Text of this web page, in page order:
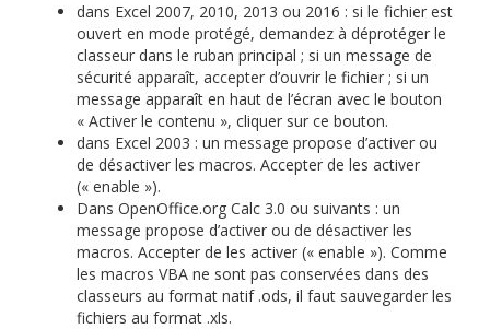
dans Excel 2007, 2010, 2013 ou 2016 : si le fichier est
ouvert en mode protégé, demandez à déprotéger le
classeur dans le ruban principal ; si un message de
sécurité apparaît, accepter d’ouvrir le fichier ; si un
message apparaît en haut de l’écran avec le bouton
« Activer le contenu », cliquer sur ce bouton.
dans Excel 2003 : un message propose d’activer ou
de désactiver les macros. Accepter de les activer
(« enable »).
Dans OpenOffice.org Calc 3.0 ou suivants : un
message propose d’activer ou de désactiver les
macros. Accepter de les activer (« enable »). Comme
les macros VBA ne sont pas conservées dans des
classeurs au format natif .ods, il faut sauvegarder les
fichiers au format .xls.